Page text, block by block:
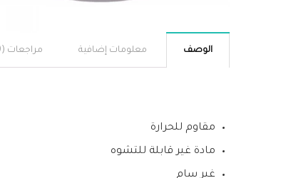
الوصف معلومات إضافية مراجعات (0)
مقاوم للحرارة
مادة غير قابلة للتشوه
غير سام